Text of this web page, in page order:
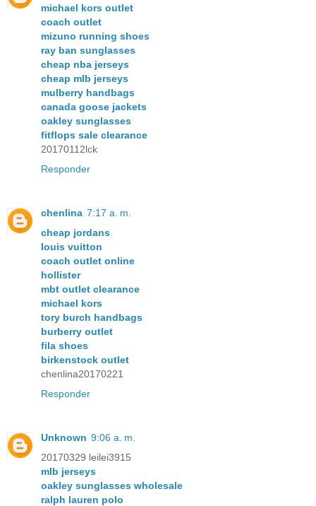
michael kors outlet
coach outlet
mizuno running shoes
ray ban sunglasses
cheap nba jerseys
cheap mlb jerseys
mulberry handbags
canada goose jackets
oakley sunglasses
fitflops sale clearance
20170112lck
Responder
chenlina 7:17 a. m.
cheap jordans
louis vuitton
coach outlet online
hollister
mbt outlet clearance
michael kors
tory burch handbags
burberry outlet
fila shoes
birkenstock outlet
chenlina20170221
Responder
Unknown 9:06 a. m.
20170329 leilei3915
mlb jerseys
oakley sunglasses wholesale
ralph lauren polo